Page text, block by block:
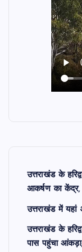
उत्तराखंड के
आकर्षण का केंद्र,
उत्तराखंड में
उत्तराखंड के
पास पहुंचा आंकड़ा;